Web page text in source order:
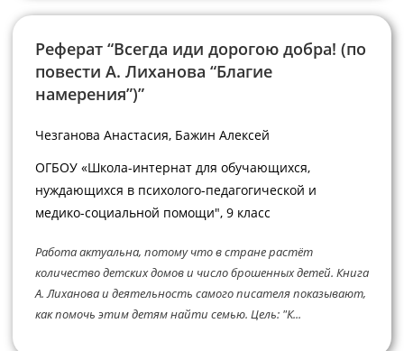
Реферат “Всегда иди дорогою добра! (по
повести А. Лиханова “Благие
намерения”)”
Чезганова Анастасия, Бажин Алексей
ОГБОУ «Школа-интернат для обучающихся,
нуждающихся в психолого-педагогической и
медико-социальной помощи", 9 класс
Работа актуальна, потому что в стране растёт
количество детских домов и число брошенных детей. Книга
А. Лиханова и деятельность самого писателя показывают,
как помочь этим детям найти семью. Цель: "К...